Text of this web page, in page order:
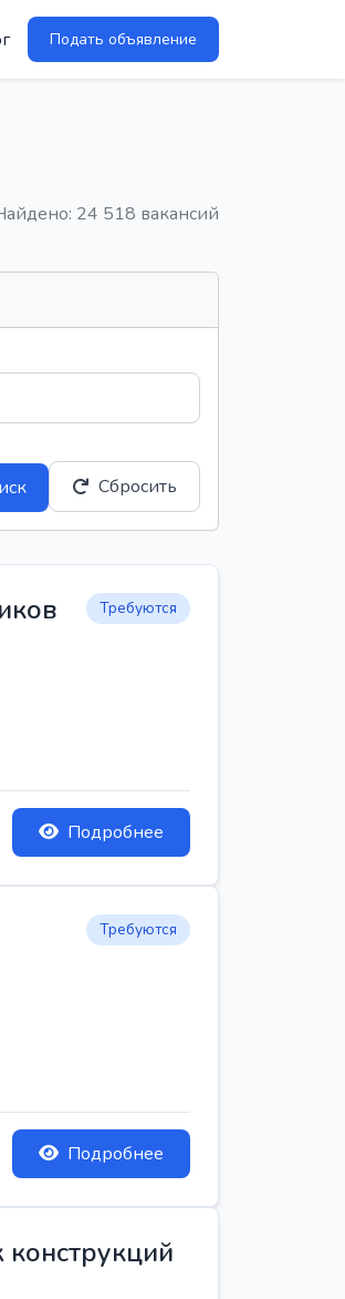
Подать объявление
24 518 вакансий
Сбросить
Требуются
Подробнее
Требуются
Подробнее